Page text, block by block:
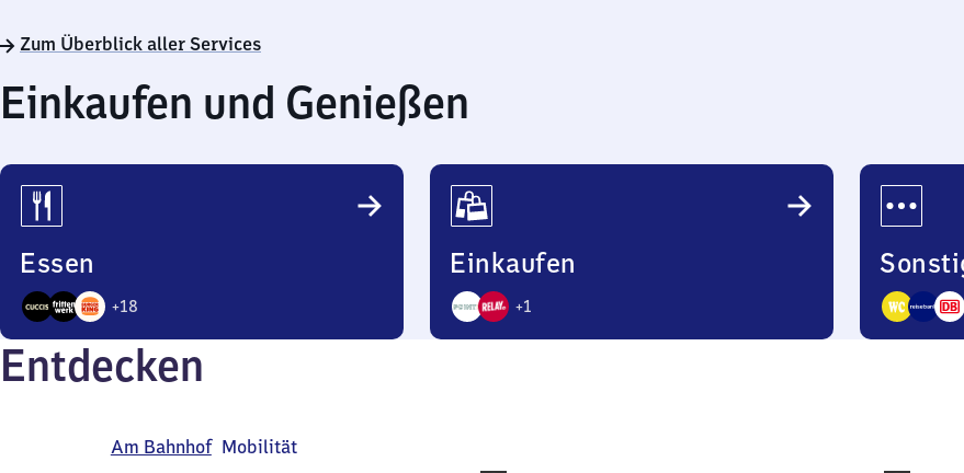
Zum Überblick aller Services
Einkaufen und Genießen
Essen
+18
21
Angebote
Einkaufen
+1
3
7
Entdecken
Am Bahnhof Mobilität